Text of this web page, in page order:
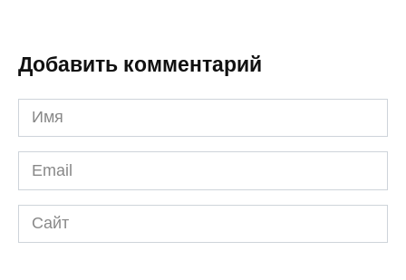
Добавить комментарий
Имя
*
Email
*
Сайт